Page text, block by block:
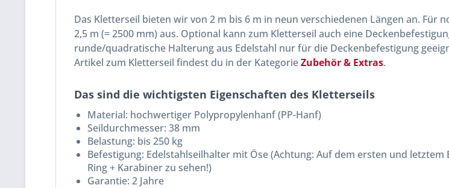
Das Kletterseil bieten wir von 2 m bis 6 m in neun verschiedenen Längen an. Für
2,5 m (= 2500 mm) aus. Optional kann zum Kletterseil auch eine
runde/quadratische Halterung aus Edelstahl nur für die Deckenbefestigung
Artikel zum Kletterseil findest du in der KategorieZubehör & Extras.
Das sind die wichtigsten Eigenschaften des Kletterseils
Material: hochwertiger Polypropylenhanf (PP-Hanf)
Seildurchmesser: 38 mm
Belastung: bis 250 kg
Befestigung: Edelstahlseilhalter mit Öse (Achtung: Auf dem ersten und
Ring + Karabiner zu sehen!)
Garantie: 2 Jahre